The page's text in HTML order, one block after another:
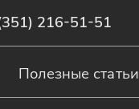
216-51-51
Полезные статьи